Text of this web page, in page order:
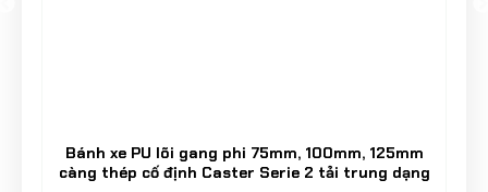
Bánh xe PU lõi gang phi 75mm, 100mm, 125mm
càng thép cố định Caster Serie 2 tải trung dạng